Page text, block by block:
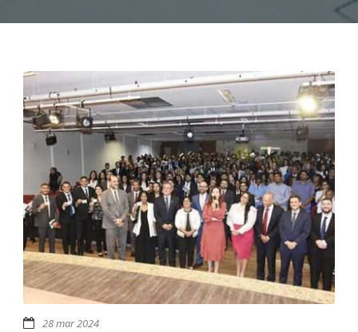
28 mar 2024